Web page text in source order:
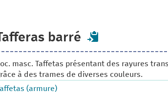
barré
Loc. masc. Taffetas présentant des rayures
à des trames de diverses couleurs.
(armure)